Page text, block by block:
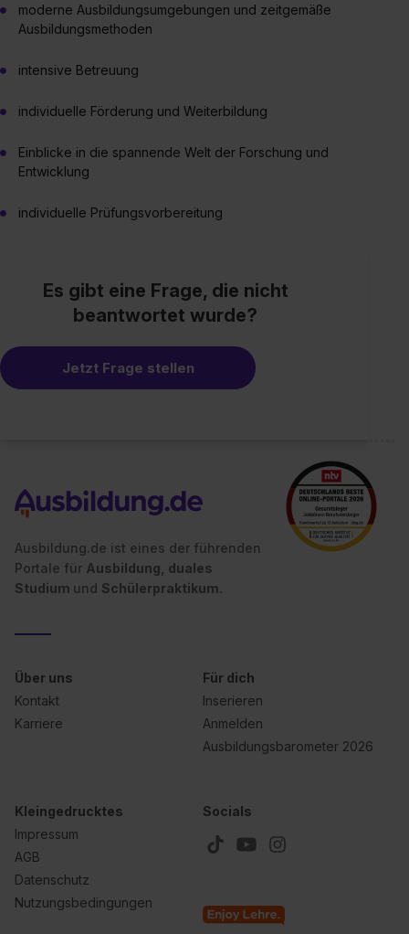
moderne Ausbildungsumgebungen und zeitgemäße
Ausbildungsmethoden
intensive Betreuung
individuelle Förderung und Weiterbildung
Einblicke in die spannende Welt der Forschung und
Entwicklung
individuelle Prüfungsvorbereitung
Es gibt eine Frage, die nicht
beantwortet wurde?
Jetzt Frage stellen
Ausbildung.de ist eines der führenden
Portale für Ausbildung, duales
Studium und Schülerpraktikum.
Über uns
Kontakt
Karriere
Für dich
Inserieren
Anmelden
Ausbildungsbarometer 2026
Kleingedrucktes
Impressum
AGB
Datenschutz
Nutzungsbedingungen
Socials